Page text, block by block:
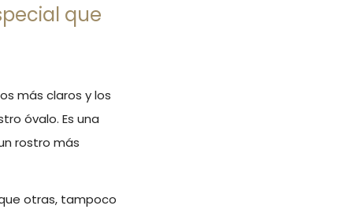
que
más claros y los
óvalo. Es una
rostro más
otras, tampoco